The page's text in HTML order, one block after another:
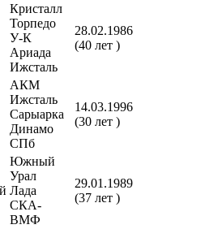
Кристалл
Торпедо
У-К
Ариада
Ижсталь
28.02.1986
(40 лет )
АКМ
Ижсталь
Сарыарка
Динамо
СПб
14.03.1996
(30 лет )
Южный
Урал
Лада
СКА-
ВМФ
29.01.1989
(37 лет )